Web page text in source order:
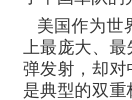
美国作为世
上最庞大、
弹发射，却
是典型的双